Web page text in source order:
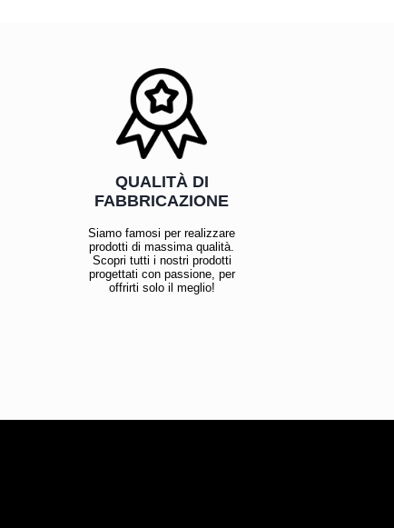
QUALITÀ DI
FABBRICAZIONE
Siamo famosi per realizzare
prodotti di massima qualità.
Scopri tutti i nostri prodotti
progettati con passione, per
offrirti solo il meglio!